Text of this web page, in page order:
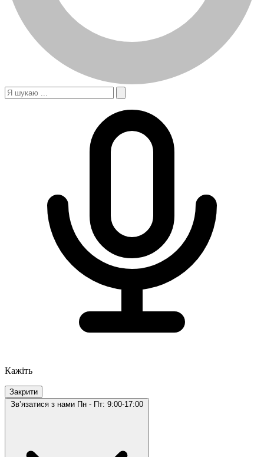
Кажіть
Закрити
Звʼязатися з нами Пн - Пт: 9:00-17:00